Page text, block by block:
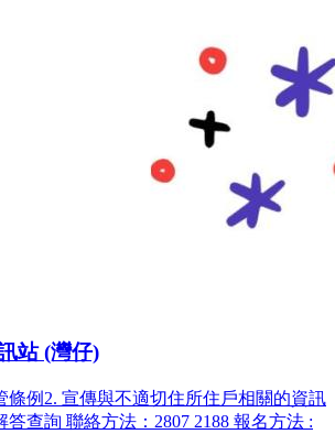
站 (灣仔)
條例2. 宣傳與不適切住所住戶相關的資訊
答查詢 聯絡方法：2807 2188 報名方法 :